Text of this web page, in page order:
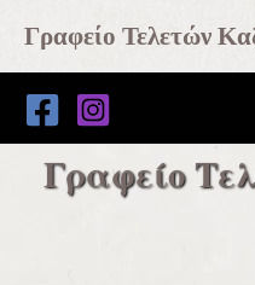
περιεχόμενο
Γραφείο Τελετών
Γραφείο